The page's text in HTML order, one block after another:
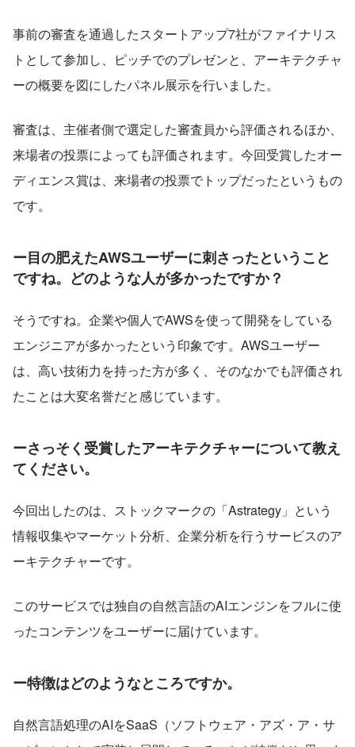
事前の審査を通過したスタートアップ7社がファイナリス
トとして参加し、ピッチでのプレゼンと、アーキテクチャ
ーの概要を図にしたパネル展示を行いました。
審査は、主催者側で選定した審査員から評価されるほか、
来場者の投票によっても評価されます。今回受賞したオー
ディエンス賞は、来場者の投票でトップだったというもの
です。
ー目の肥えたAWSユーザーに刺さったということ
ですね。どのような人が多かったですか？
そうですね。企業や個人でAWSを使って開発をしている
エンジニアが多かったという印象です。AWSユーザー
は、高い技術力を持った方が多く、そのなかでも評価され
たことは大変名誉だと感じています。
ーさっそく受賞したアーキテクチャーについて教え
てください。
今回出したのは、ストックマークの「Astrategy」という
情報収集やマーケット分析、企業分析を行うサービスのア
ーキテクチャーです。
このサービスでは独自の自然言語のAIエンジンをフルに使
ったコンテンツをユーザーに届けています。
ー特徴はどのようなところですか。
自然言語処理のAIをSaaS（ソフトウェア・アズ・ア・サ